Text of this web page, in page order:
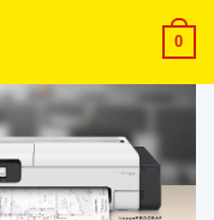
0